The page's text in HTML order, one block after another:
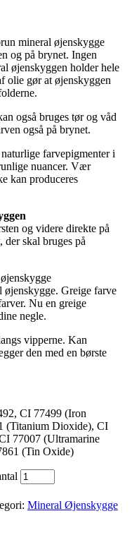
mineral øjenskygge
og på brynet. Ingen
øjenskyggen holder hele
olie gør at øjenskyggen
også bruges tør og våd
også på brynet.
farvepigmenter i
nuancer. Vær
kan produceres
og videre direkte på
der skal bruges på
øjenskygge. Greige farve
Nu en greige
negle.
vipperne. Kan
den med en børste
CI 77499 (Iron
(Titanium Dioxide), CI
77007 (Ultramarine
(Tin Oxide)
Mineral Øjenskygge